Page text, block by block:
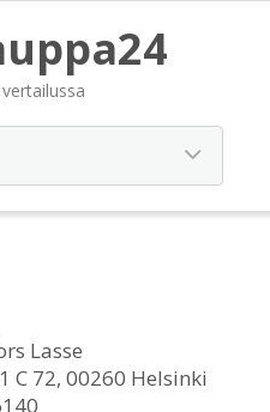
Lasse
C 72, 00260 Helsinki